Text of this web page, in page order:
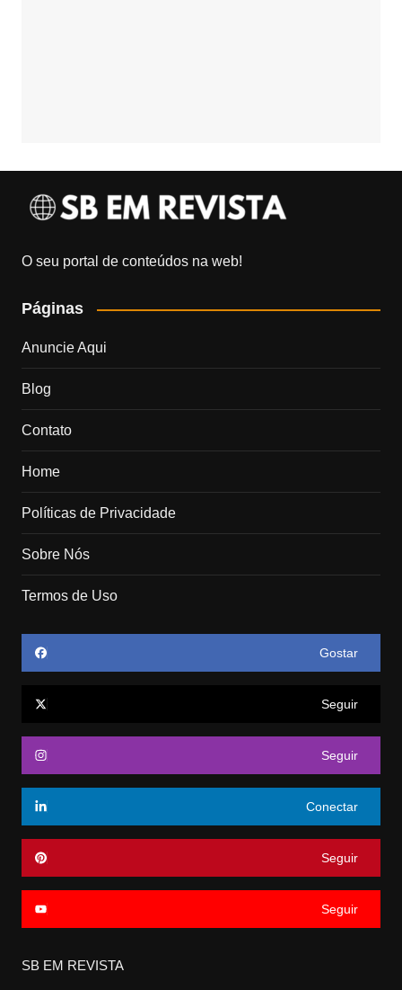
O seu portal de conteúdos na web!
Páginas
Anuncie Aqui
Blog
Contato
Home
Políticas de Privacidade
Sobre Nós
Termos de Uso
Gostar
Seguir
Seguir
Conectar
Seguir
Seguir
SB EM REVISTA